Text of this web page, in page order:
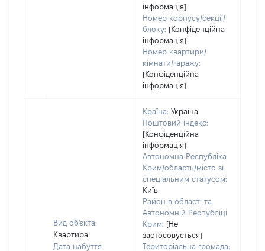
інформація]
Номер корпусу/секції/
блоку: [Конфіденційна
інформація]
Номер квартири/
кімнати/гаражу:
[Конфіденційна
інформація]
Вид об'єкта:
Квартира
Дата набуття
Країна: Україна
Поштовий індекс:
[Конфіденційна
інформація]
Автономна Республіка
Крим/область/місто зі
спеціальним статусом:
Київ
Район в області та
Автономній Республіці
Крим: [Не
застосовується]
Територіальна громада: